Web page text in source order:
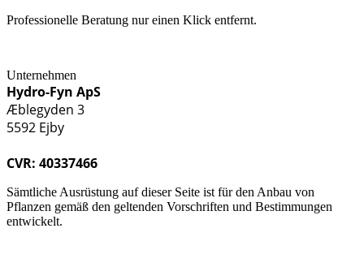
Professionelle Beratung nur einen Klick entfernt.
Unternehmen
Hydro-Fyn ApS
Æblegyden 3
5592 Ejby
CVR: 40337466
Sämtliche Ausrüstung auf dieser Seite ist für den Anbau von
Pflanzen gemäß den geltenden Vorschriften und Bestimmungen
entwickelt.